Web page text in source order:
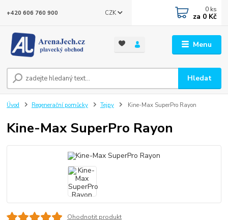
Menu
CZK
Hledat
+420 606 760 900 0 ks
za 0 Kč
Úvod Regenerační pomůcky Tejpy Kine-Max SuperPro Rayon
Kine-Max SuperPro Rayon
Ohodnotit produkt